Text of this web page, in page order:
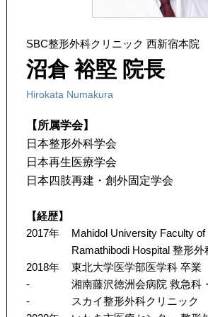
SBC整形外科クリニック 西新宿本院
沼倉 裕堅 院長
Hirokata Numakura
【所属学会】
日本整形外科学会
日本再生医療学会
日本四肢再建・創外固定学会
【経歴】
2017年
Mahidol University Faculty
Ramathibodi Hospital 整形外
2018年
東北大学医学部医学科 卒業
-
湘南藤沢徳洲会病院 救急科
-
スカイ整形外科クリニック